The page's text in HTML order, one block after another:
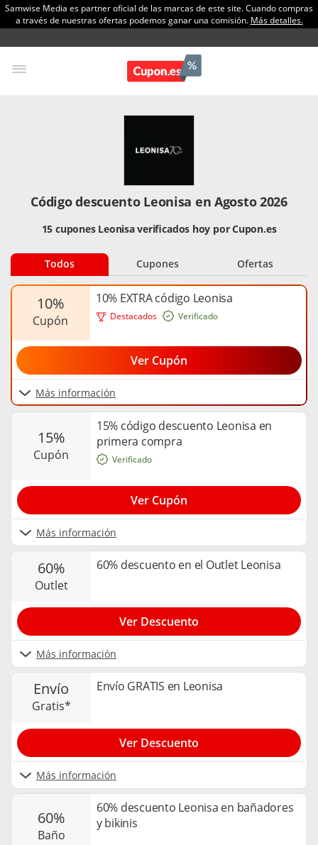
Samwise Media es partner oficial de las marcas de este site. Cuando compras
a través de nuestras ofertas podemos ganar una comisión. Más detalles.
Código descuento Leonisa en Agosto 2026
15 cupones Leonisa verificados hoy por Cupon.es
Todos Cupones Ofertas
Destacados
10%
cupón
10% EXTRA código Leonisa
Más información
Verificado
Ver Cupón
15%
cupón
15% código descuento Leonisa en
primera compra
Más información
Verificado
Ver Cupón
60%
outlet
60% descuento en el Outlet Leonisa
Más información
Ver Descuento
envío
gratis*
Envío GRATIS en Leonisa
Más información
Ver Descuento
60%
baño
60% descuento Leonisa en bañadores
y bikinis